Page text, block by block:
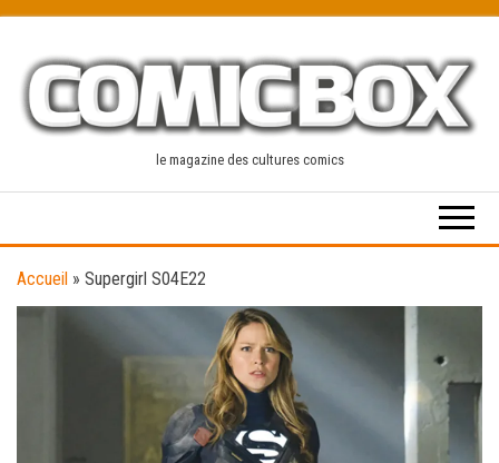
content
le magazine des cultures comics
Accueil » Supergirl S04E22